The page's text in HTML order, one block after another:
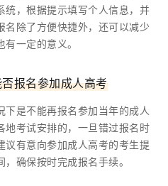
统，根据提示填写个人信息，并
除了方便快捷外，还可以减少
一定的意义。
报名参加成人高考
是不能再报名参加当年的成人
地考试安排的，一旦错过报名时
议有意向参加成人高考的考生提
确保按时完成报名手续。